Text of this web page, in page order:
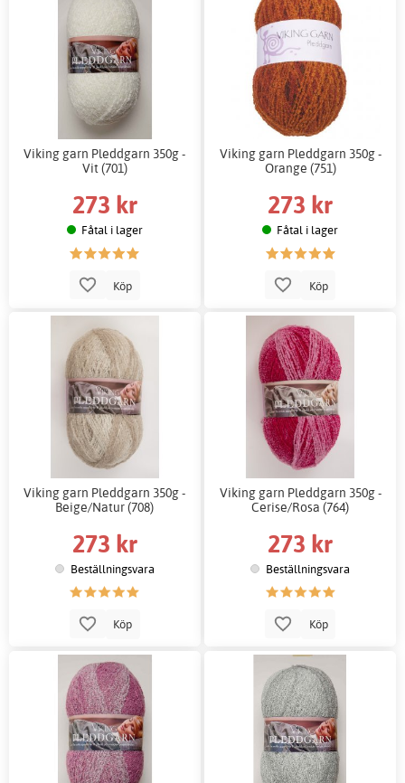
Viking garn Pleddgarn 350g -
Vit (701)
273 kr
Fåtal i lager
Köp
Viking garn Pleddgarn 350g -
Orange (751)
273 kr
Fåtal i lager
Köp
Viking garn Pleddgarn 350g -
Beige/Natur (708)
273 kr
Beställningsvara
Köp
Viking garn Pleddgarn 350g -
Cerise/Rosa (764)
273 kr
Beställningsvara
Köp